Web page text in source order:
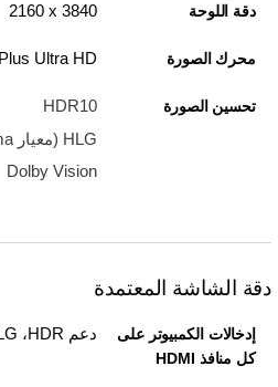
دقة اللوحة 3840 x‏ 2160
محرك الصورة Ultra HD
تحسين الصورة
HDR10
HLG (معيار Hybrid Log Gamma)
Dolby Vision
دقة الشاشة المعتمدة
إدخالات الكمبيوتر على
كل منافذ HDMI
دعم HDR‏، HDR10/ HLG